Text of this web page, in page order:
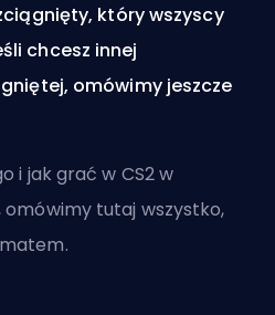
który wszyscy
chcesz innej
omówimy jeszcze
i jak grać w CS2 w
tutaj wszystko,